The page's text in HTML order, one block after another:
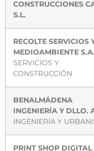
CONSTRUCCIONES
S.L.
RECOLTE SERVICIOS
MEDIOAMBIENTE
SERVICIOS Y
CONSTRUCCIÓN
BENALMÁDENA
INGENIERÍA Y DLLO.
INGENIERÍA Y
PRINT SHOP DIGITAL